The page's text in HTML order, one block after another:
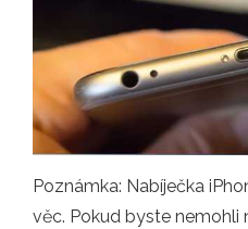
Poznámka: Nabíječka
věc. Pokud byste